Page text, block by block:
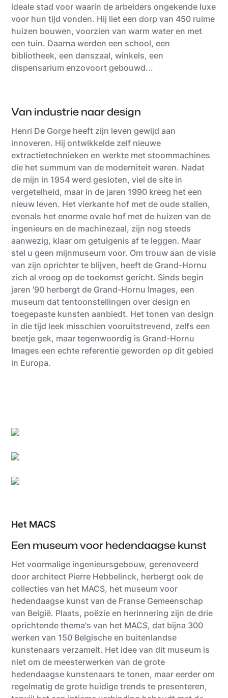
ideale stad voor waarin de arbeiders ongekende luxe
voor hun tijd vonden. Hij liet een dorp van 450 ruime
huizen bouwen, voorzien van warm water en met
een tuin. Daarna werden een school, een
bibliotheek, een danszaal, winkels, een
dispensarium enzovoort gebouwd...
Van industrie naar design
Henri De Gorge heeft zijn leven gewijd aan
innoveren. Hij ontwikkelde zelf nieuwe
extractietechnieken en werkte met stoommachines
die het summum van de moderniteit waren. Nadat
de mijn in 1954 werd gesloten, viel de site in
vergetelheid, maar in de jaren 1990 kreeg het een
nieuw leven. Het vierkante hof met de oude stallen,
evenals het enorme ovale hof met de huizen van de
ingenieurs en de machinezaal, zijn nog steeds
aanwezig, klaar om getuigenis af te leggen. Maar
stel u geen mijnmuseum voor. Om trouw aan de visie
van zijn oprichter te blijven, heeft de Grand-Hornu
zich al vroeg op de toekomst gericht. Sinds begin
jaren '90 herbergt de Grand-Hornu Images, een
museum dat tentoonstellingen over design en
toegepaste kunsten aanbiedt. Het tonen van design
in die tijd leek misschien vooruitstrevend, zelfs een
beetje gek, maar tegenwoordig is Grand-Hornu
Images een echte referentie geworden op dit gebied
in Europa.
Het MACS
Een museum voor hedendaagse kunst
Het voormalige ingenieursgebouw, gerenoveerd
door architect Pierre Hebbelinck, herbergt ook de
collecties van het MACS, het museum voor
hedendaagse kunst van de Franse Gemeenschap
van België. Plaats, poëzie en herinnering zijn de drie
oprichtende thema's van het MACS, dat bijna 300
werken van 150 Belgische en buitenlandse
kunstenaars verzamelt. Het idee van dit museum is
niet om de meesterwerken van de grote
hedendaagse kunstenaars te tonen, maar eerder om
regelmatig de grote huidige trends te presenteren,